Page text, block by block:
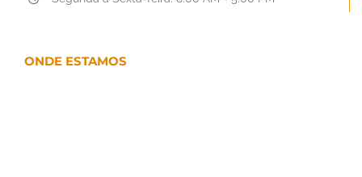
ONDE ESTAMOS